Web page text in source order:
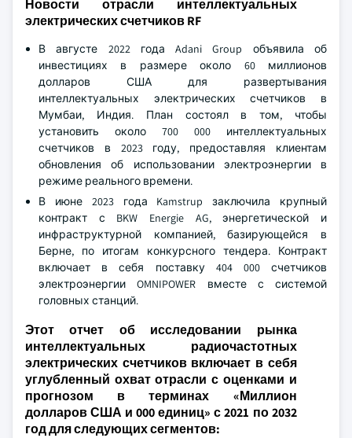
Новости отрасли интеллектуальных
электрических счетчиков RF
В августе 2022 года Adani Group объявила об
инвестициях в размере около 60 миллионов
долларов США для развертывания
интеллектуальных электрических счетчиков в
Мумбаи, Индия. План состоял в том, чтобы
установить около 700 000 интеллектуальных
счетчиков в 2023 году, предоставляя клиентам
обновления об использовании электроэнергии в
режиме реального времени.
В июне 2023 года Kamstrup заключила крупный
контракт с BKW Energie AG, энергетической и
инфраструктурной компанией, базирующейся в
Берне, по итогам конкурсного тендера. Контракт
включает в себя поставку 404 000 счетчиков
электроэнергии OMNIPOWER вместе с системой
головных станций.
Этот отчет об исследовании рынка
интеллектуальных радиочастотных
электрических счетчиков включает в себя
углубленный охват отрасли с оценками и
прогнозом в терминах «Миллион
долларов США и 000 единиц» с 2021 по 2032
год для следующих сегментов: